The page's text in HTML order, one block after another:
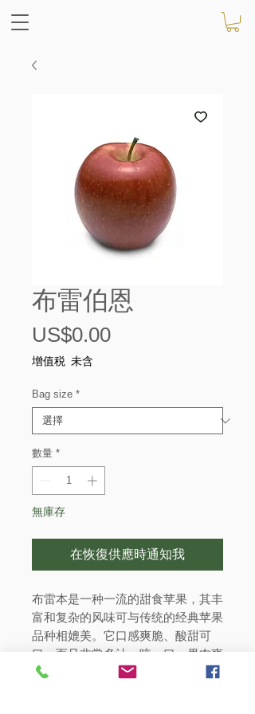
布雷伯恩
US$0.00價
增值税 未含
Bag size *
數量 *
無庫存
在恢復供應時通知我
布雷本是一种一流的甜食苹果，其丰
富和复杂的风味可与传统的经典苹果
品种相媲美。它口感爽脆、酸甜可
口，而且非常多汁。咬一口，果肉爽
脆，苹果味浓郁。我们的布雷本苹果